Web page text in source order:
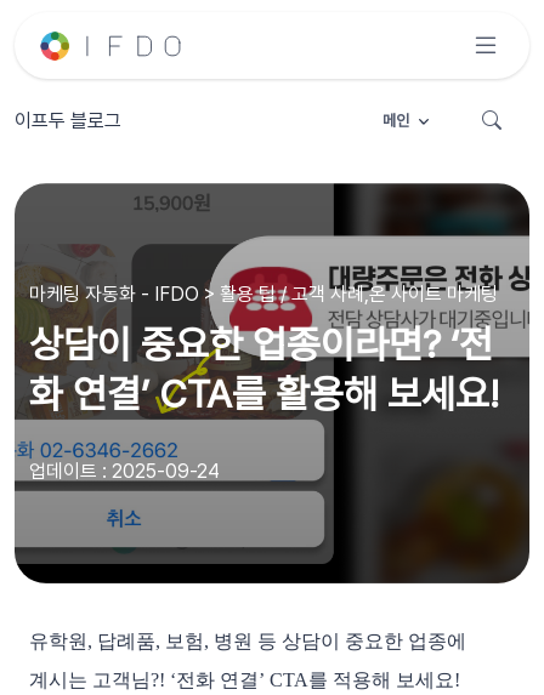
이프두 블로그 메인
마케팅 자동화 - IFDO > 활용 팁 / 고객 사례,온 사이트 마케팅
상담이 중요한 업종이라면? ‘전
화 연결’ CTA를 활용해 보세요!
업데이트 : 2025-09-24
유학원, 답례품, 보험, 병원 등 상담이 중요한 업종에
계시는 고객님?! ‘전화 연결’ CTA를 적용해 보세요!